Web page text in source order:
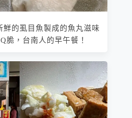
鮮的虱目魚製成的魚丸滋味
脆，台南人的早午餐！